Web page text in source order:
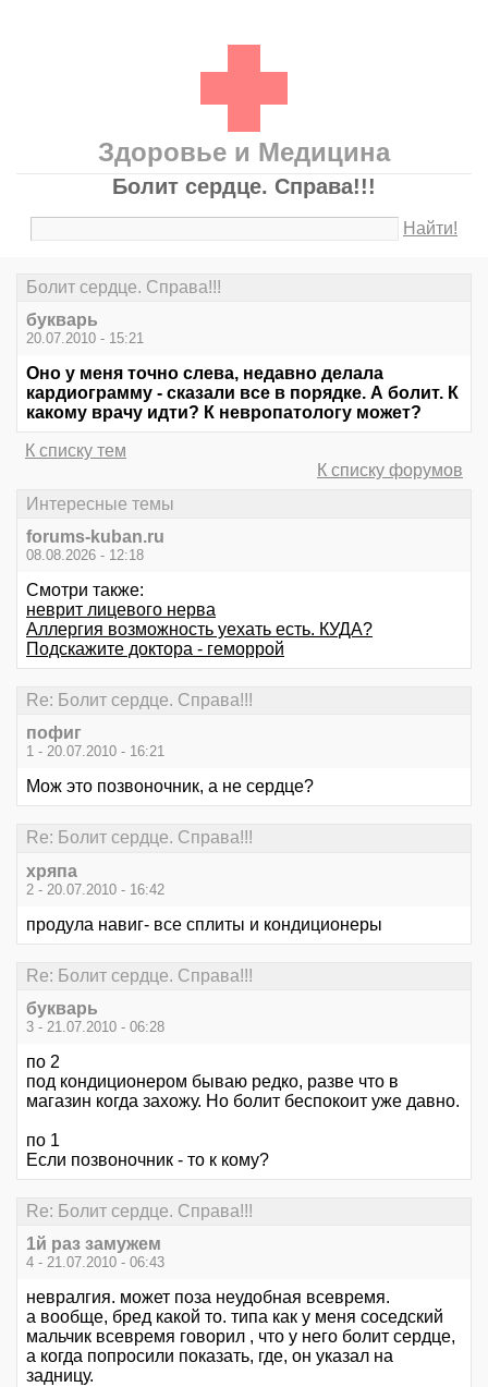
Здоровье и Медицина
Болит сердце. Справа!!!
Найти!
Болит сердце. Справа!!!
букварь
20.07.2010 - 15:21
Оно у меня точно слева, недавно делала
кардиограмму - сказали все в порядке. А болит. К
какому врачу идти? К невропатологу может?
К списку тем
К списку форумов
Интересные темы
forums-kuban.ru
08.08.2026 - 12:18
Смотри также:
неврит лицевого нерва
Аллергия возможность уехать есть. КУДА?
Подскажите доктора - геморрой
Re: Болит сердце. Справа!!!
пофиг
1 - 20.07.2010 - 16:21
Мож это позвоночник, а не сердце?
Re: Болит сердце. Справа!!!
хряпа
2 - 20.07.2010 - 16:42
продула навиг- все сплиты и кондиционеры
Re: Болит сердце. Справа!!!
букварь
3 - 21.07.2010 - 06:28
по 2
под кондиционером бываю редко, разве что в
магазин когда захожу. Но болит беспокоит уже давно.
по 1
Если позвоночник - то к кому?
Re: Болит сердце. Справа!!!
1й раз замужем
4 - 21.07.2010 - 06:43
невралгия. может поза неудобная всевремя.
а вообще, бред какой то. типа как у меня соседский
мальчик всевремя говорил , что у него болит сердце,
а когда попросили показать, где, он указал на
задницу.